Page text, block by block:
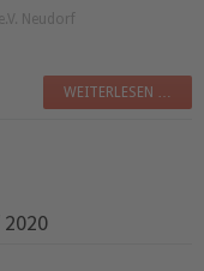
Neudorf
WEITERLESEN …
2020